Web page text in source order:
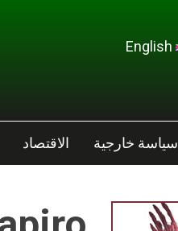
سياسة خارجية الاقتصاد